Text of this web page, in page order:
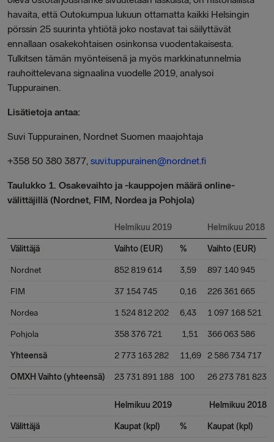
havaita, että Outokumpua lukuun ottamatta kaikki Helsingin
pörssin 25 suurinta yhtiötä joko nostavat tai säilyttävät
ennallaan osakekohtaisen osinkonsa vuodentakaisesta.
Tulkitsen tämän myönteisenä ja myös markkinatunnelmia
rauhoittelevana signaalina vuodelle 2019, analysoi
Tuppurainen.
Lisätietoja antaa:
Suvi Tuppurainen, Nordnet Suomen maajohtaja
+358 50 380 3877, suvi.tuppurainen@nordnet.fi
Taulukko 1. Osakevaihto ja -kauppojen määrä online-
välittäjillä (Nordnet, FIM, Nordea ja Pohjola)
Helmikuu 2019 Helmikuu 2018
Välittäjä Vaihto (EUR) % Vaihto (EUR)
Nordnet 852 819 614 3,59 897 140 945
FIM 37 154 745 0,16 226 361 665
Nordea 1 524 812 202 6,43 1 097 168 521
Pohjola 358 376 721 1,51 366 063 586
Yhteensä 2 773 163 282 11,69 2 586 734 717
OMXH Vaihto (yhteensä) 23 731 891 188 100 26 273 781 823
Helmikuu 2019 Helmikuu 2018
Välittäjä Kaupat (kpl) % Kaupat (kpl)